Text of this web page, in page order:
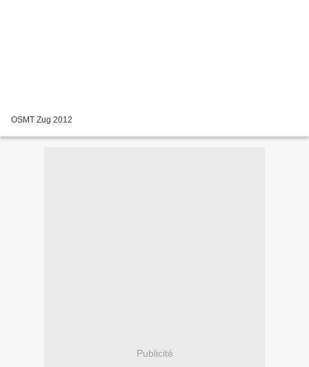
OSMT Zug 2012
Publicité